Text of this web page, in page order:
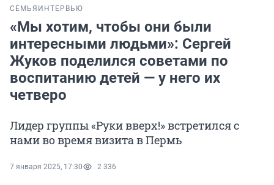
СЕМЬЯ ИНТЕРВЬЮ
«Мы хотим, чтобы они были
интересными людьми»: Сергей
Жуков поделился советами по
воспитанию детей — у него их
четверо
Лидер группы «Руки вверх!» встретился с
нами во время визита в Пермь
7 января 2025, 17:30 2 336